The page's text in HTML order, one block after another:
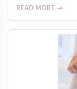
壓及心臟病患者須
READ MORE →